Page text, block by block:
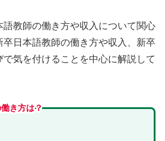
教師の働き方や収入について関心
卒日本語教師の働き方や収入、新卒
で気を付けることを中心に解説して
き方は？